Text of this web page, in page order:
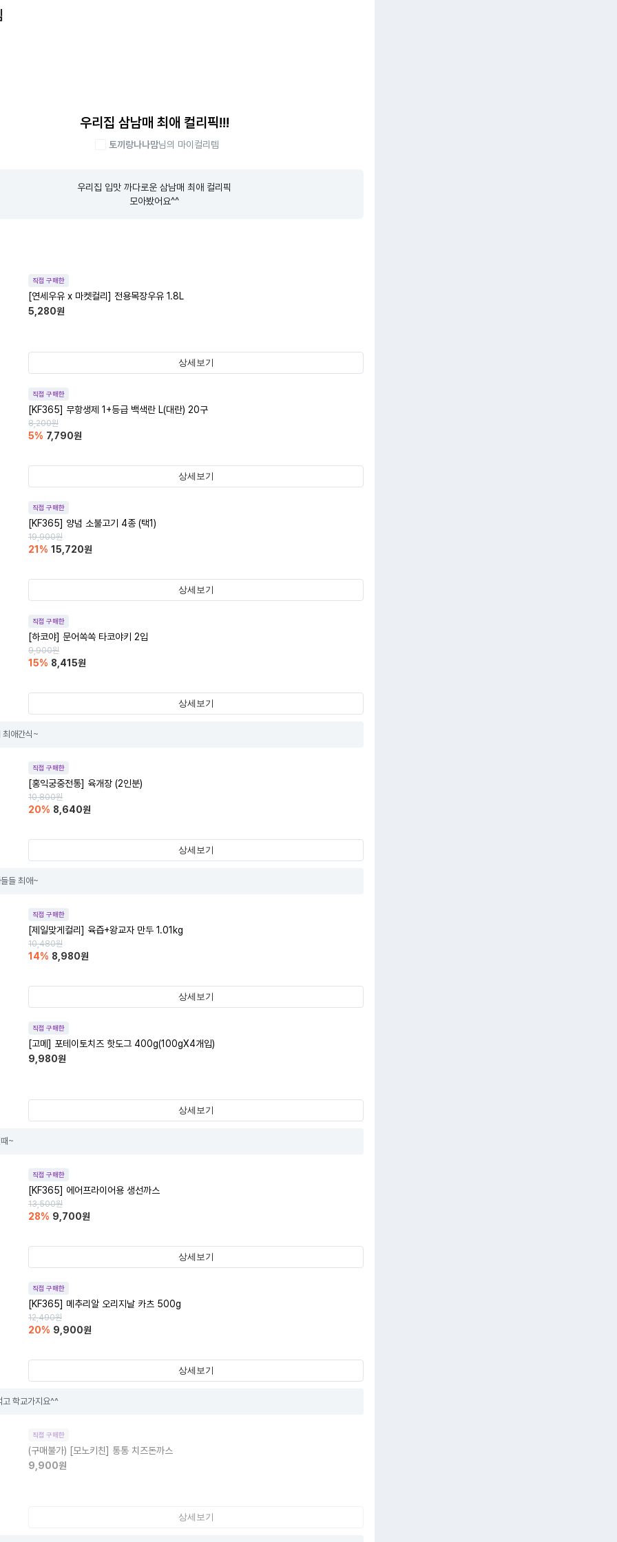
우리집 삼남매 최애 컬리픽!!!
토끼랑나나맘님의 마이컬리템
우리집 입맛 까다로운 삼남매 최애 컬리픽
모아봤어요^^
직접 구매한
[연세우유 x 마켓컬리] 전용목장우유 1.8L
5,280원
상세보기
직접 구매한
[KF365] 무항생제 1+등급 백색란 L(대란) 20구
8,200원
5% 7,790원
상세보기
직접 구매한
[KF365] 양념 소불고기 4종 (택1)
19,900원
21 % 15,720원
상세보기
직접 구매한
[하코야] 문어쏙쏙 타코야키 2입
9,900원
15% 8,415원
상세보기
최애간식~
직접 구매한
[홍익궁중전통] 육개장 (2인분)
10,800원
20% 8,640원
상세보기
들 최애~
직접 구매한
[제일맞게컬리] 육즙+왕교자 만두 1.01kg
10,480원
14% 8,980원
상세보기
직접 구매한
[고메] 포테이토치즈 핫도그 400g(100gX4개입)
9,980원
상세보기
~
직접 구매한
[KF365] 에어프라이어용 생선까스
13,500원
28% 9,700원
상세보기
직접 구매한
[KF365] 메추리알 오리지날 카츠 500g
12,490원
20% 9,900원
상세보기
고 학교가지요^^
직접 구매한
(구매불가) [모노키친] 통통 치즈돈까스
9,900원
상세보기